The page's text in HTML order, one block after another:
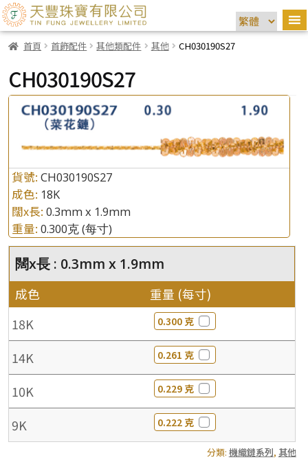
首頁 首飾配件 其他類配件 其他 CH030190S27
CH030190S27
貨號: CH030190S27
成色: 18K
闊x長: 0.3mm x 1.9mm
重量: 0.300克(每寸)
闊x長 : 0.3mm x 1.9mm
成色 重量 (每寸)
18K 0.300 克
14K 0.261 克
10K 0.229 克
9K 0.222 克
分類: 機織鏈系列, 其他